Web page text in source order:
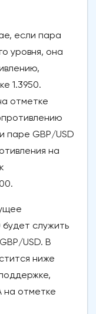
если пара
уровня, она
1.3950.
отметке
паре GBP/USD
на
служить
USD. В
ниже
на отметке